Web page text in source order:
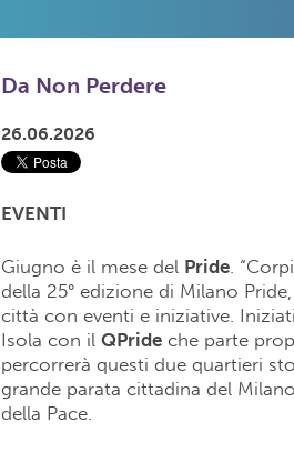
Da Non Perdere
26.06.2026
EVENTI
Giugno è il mese del Pride.
della 25° edizione di Milano
città con eventi e iniziative.
Isola con il QPrideche parte
percorrerà questi due quartieri
grande parata cittadina del
della Pace.